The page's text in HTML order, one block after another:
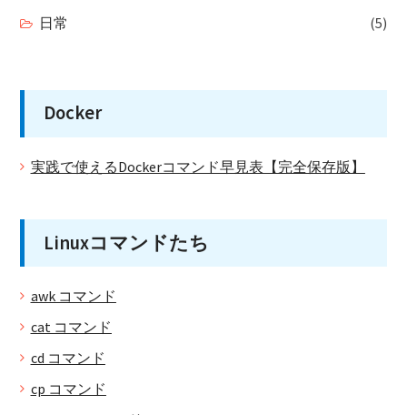
日常
(5)
Docker
実践で使えるDockerコマンド早見表【完全保存版】
Linuxコマンドたち
awk コマンド
cat コマンド
cd コマンド
cp コマンド